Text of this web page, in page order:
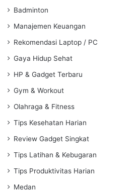
Badminton
Manajemen Keuangan
Rekomendasi Laptop / PC
Gaya Hidup Sehat
HP & Gadget Terbaru
Gym & Workout
Olahraga & Fitness
Tips Kesehatan Harian
Review Gadget Singkat
Tips Latihan & Kebugaran
Tips Produktivitas Harian
Medan